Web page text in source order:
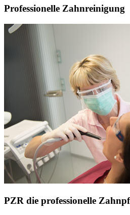
Professionelle Zahnreinigung
PZR die professionelle